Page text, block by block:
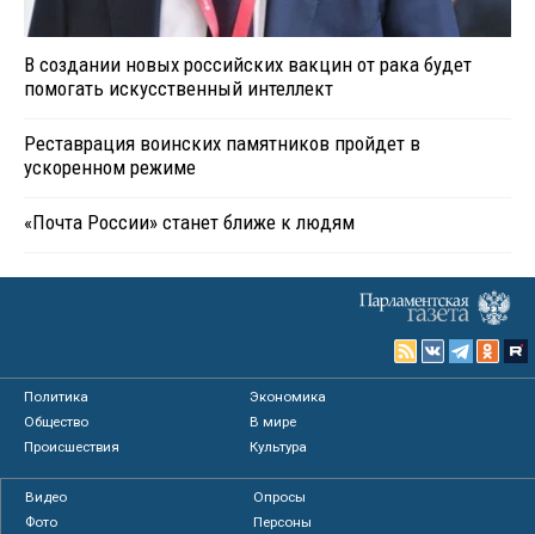
В создании новых российских вакцин от рака будет
помогать искусственный интеллект
Реставрация воинских памятников пройдет в
ускоренном режиме
«Почта России» станет ближе к людям
Политика
Экономика
Общество
В мире
Происшествия
Культура
Видео
Опросы
Фото
Персоны